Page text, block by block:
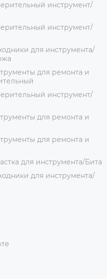
инструмент/
инструмент/
для инструмента/
для ремонта и
инструмент/
для ремонта и
для ремонта и
для инструмента/Бита
для инструмента/